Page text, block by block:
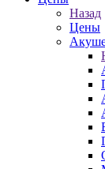
Назад
Цены